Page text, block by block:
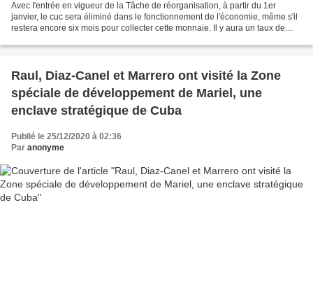
Avec I'entrée en vigueur de la Tâche de réorganisation, à partir du 1er
janvier, le cuc sera éliminé dans le fonctionnement de l'économie, même s'il
restera encore six mois pour collecter cette monnaie. Il y aura un taux de
Raul, Diaz-Canel et Marrero ont visité la Zone
spéciale de développement de Mariel, une
enclave stratégique de Cuba
Publié le 25/12/2020 à 02:36
Par anonyme